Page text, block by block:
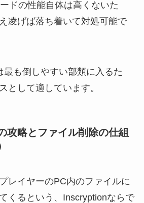
ドの性能自体は高くないた
凌げば落ち着いて対処可能で
最も倒しやすい部類に入るた
として適しています。
攻略とファイル削除の仕組
レイヤーのPC内のファイルに
くるという、Inscryptionならで